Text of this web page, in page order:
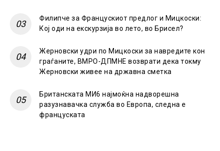
Филипче за Францускиот предлог и Мицкоски:
Кој оди на екскурзија во лето, во Брисел?
Жерновски удри по Мицкоски за навредите кон
граѓаните, ВМРО-ДПМНЕ возврати дека токму
Жерновски живее на државна сметка
Британската МИ6 најмоќна надворешна
разузнавачка служба во Европа, следна е
француската